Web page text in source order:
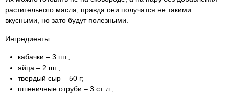
растительного масла, правда они получатся не такими
вкусными, но зато будут полезными.
Ингредиенты:
кабачки – 3 шт.;
яйца – 2 шт.;
твердый сыр – 50 г;
пшеничные отруби – 3 ст. л.;